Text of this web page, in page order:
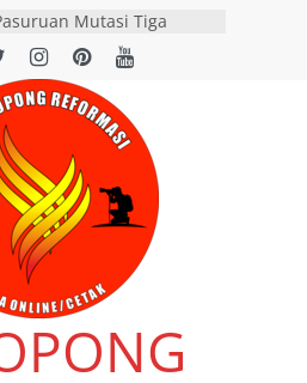
Mutasi Tiga
Polsek Beji Demi
dan Kelancaran Proses
POLRES NGANJUK
PERCEPATAN TINDAK
HASIL RAPAT FKLL
INSTANSI TERKAIT
Tegaskan
Kasus Laka Lantas
Tuntas dan
Hukum Tetap
Provinsi Jawa Timur
program
dan pembebasan pajak